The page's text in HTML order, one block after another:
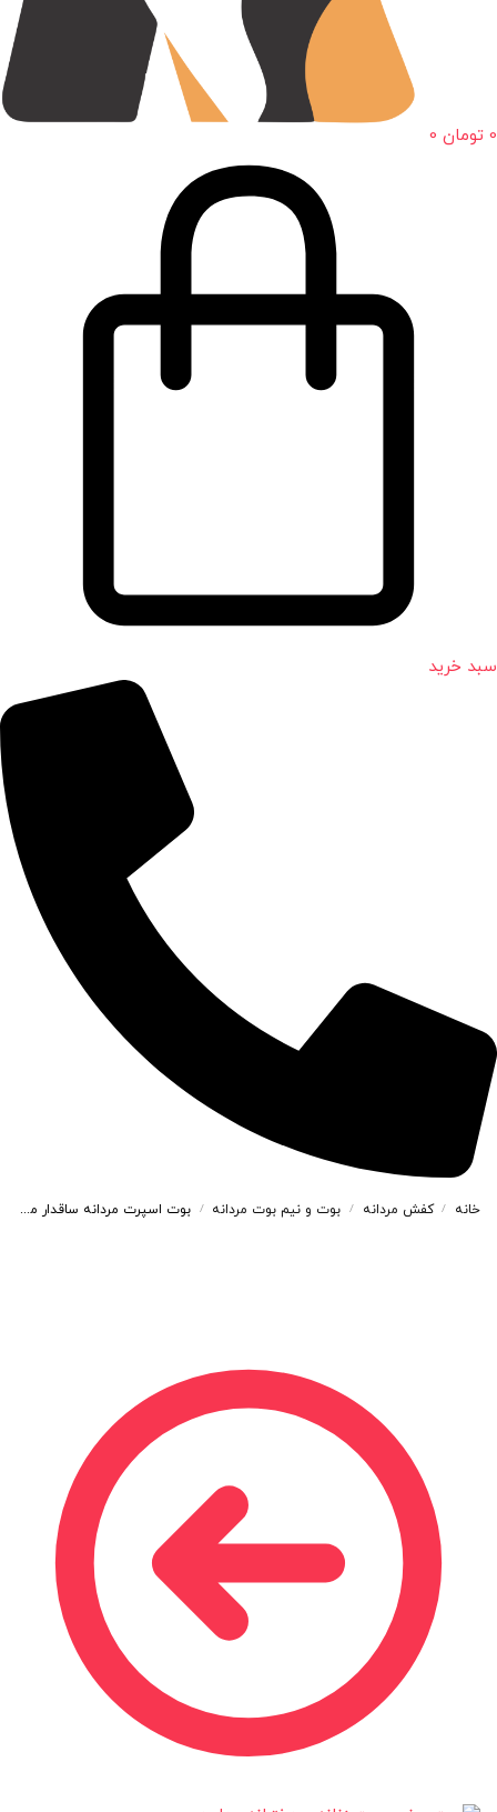
0 تومان 0
سبد خرید
خانه / کفش مردانه / بوت و نیم بوت مردانه / بوت اسپرت مردانه ساقدار مدل caterpillar کاترپیلار رنگ زیتونی کد 4821